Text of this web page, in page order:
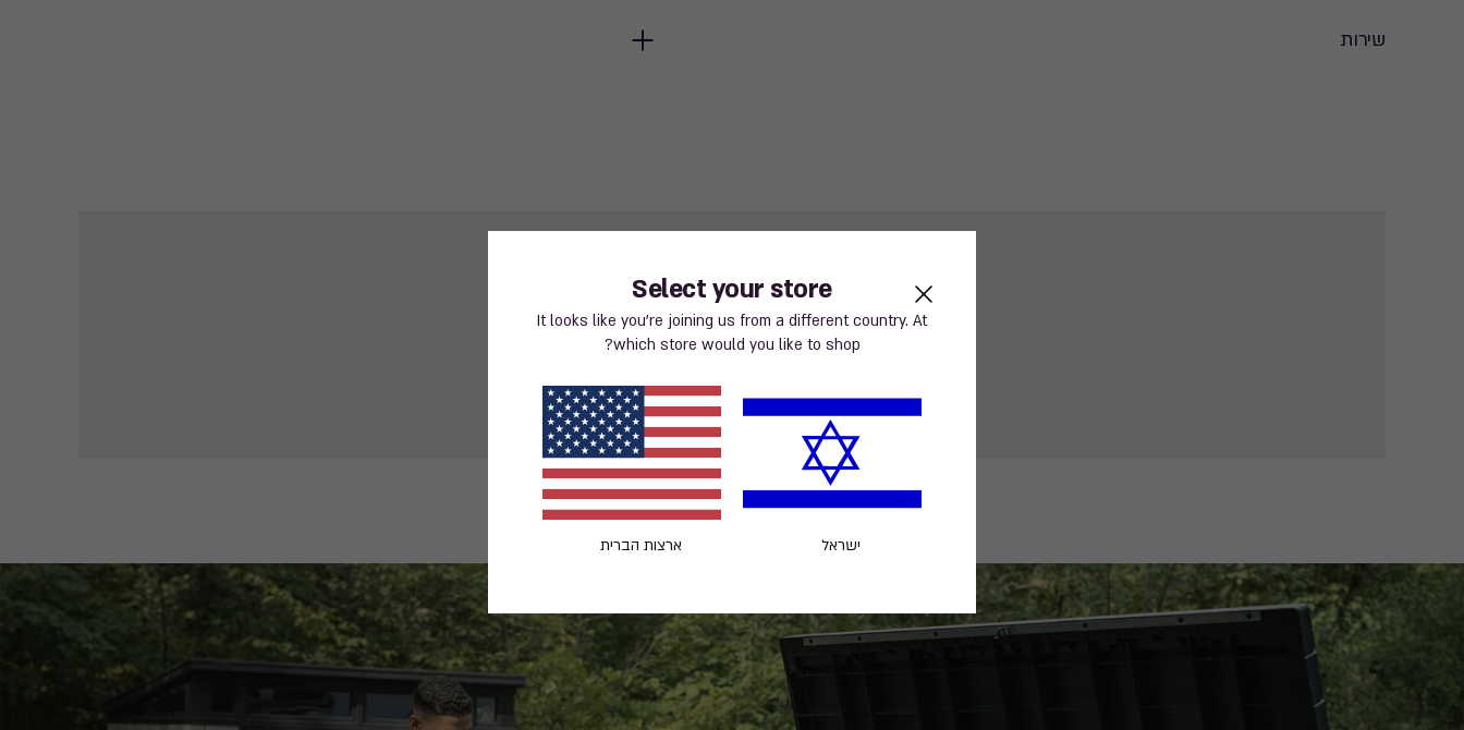
Select your store
It looks like you’re joining us from a different country. At
which store would you like to shop?
ישראל ארצות הברית
שירות
אינו דוהה קל להרכבה